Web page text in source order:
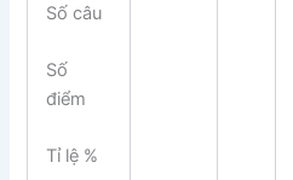
Số câu
Số
điểm
Tỉ lệ %